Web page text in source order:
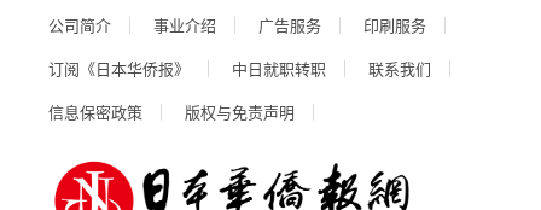
公司简介 事业介绍 广告服务
印刷服务
订阅《日本华侨报》
中日就职转职
联系我们
信息保密政策
版权与免责声明